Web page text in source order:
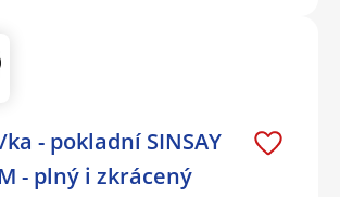
- pokladní SINSAY
- plný i zkrácený